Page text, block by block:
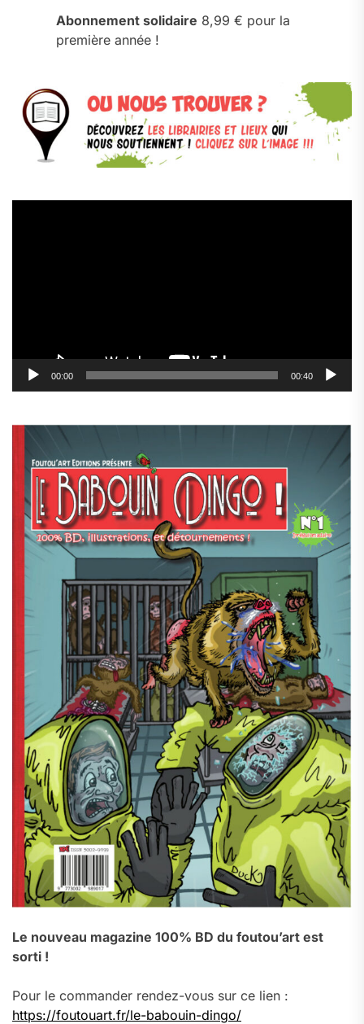
Abonnement solidaire 8,99 € pour la
première année !
00:00 00:40
Le nouveau magazine 100% BD du foutou’art est
sorti !
Pour le commander rendez-vous sur ce lien :
https://foutouart.fr/le-babouin-dingo/